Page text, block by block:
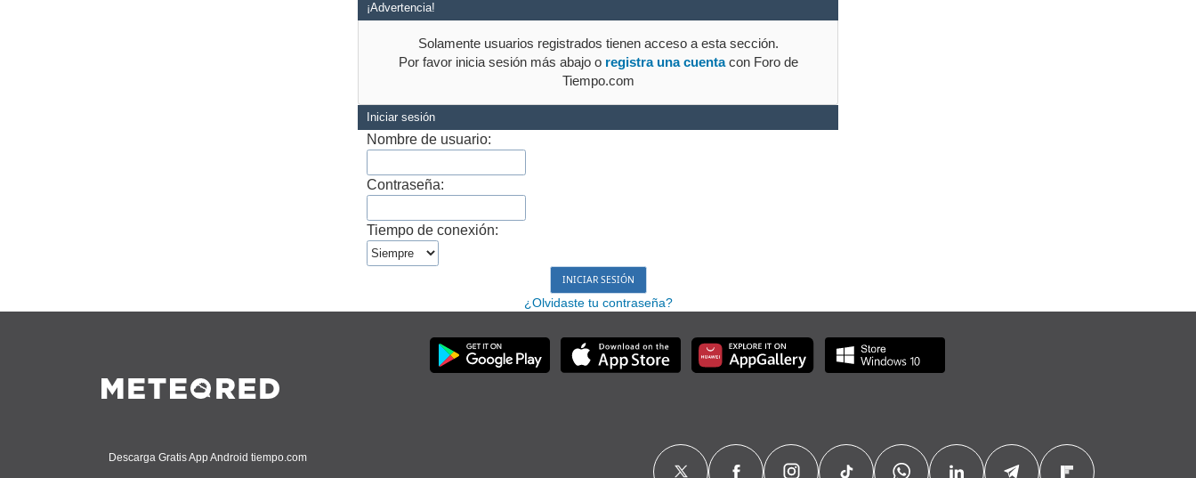
¡Advertencia!
Solamente usuarios registrados tienen acceso a esta sección.
Por favor inicia sesión más abajo o registra una cuentacon Foro de
Tiempo.com
Iniciar sesión
Nombre de usuario:
Contraseña:
Tiempo de conexión:
¿Olvidaste tu contraseña?
Descarga Gratis App Android tiempo.com